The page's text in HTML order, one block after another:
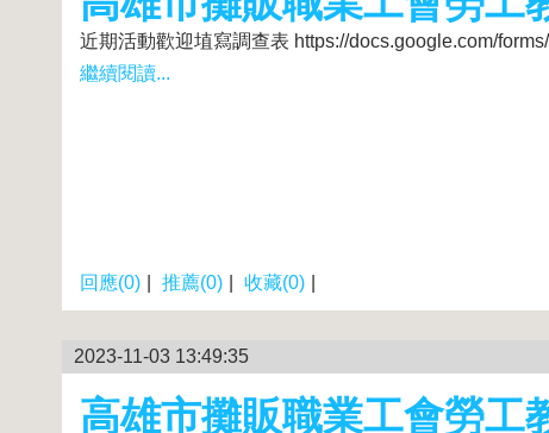
近期活動歡迎埴寫調查表 https://docs.google.com/
繼續閱讀...
回應(0) 推薦(0) 收藏(0)
2023-11-03 13:49:35
高雄市攤販職業工會勞工